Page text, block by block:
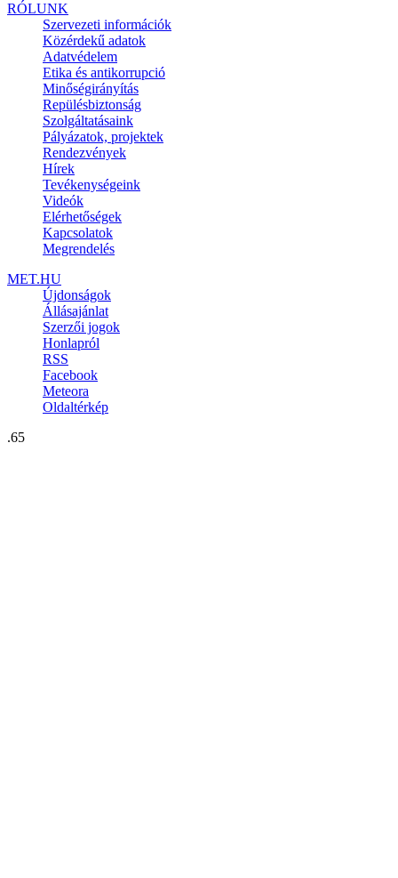
RÓLUNK
Szervezeti információk
Közérdekű adatok
Adatvédelem
Etika és antikorrupció
Minőségirányítás
Repülésbiztonság
Szolgáltatásaink
Pályázatok, projektek
Rendezvények
Hírek
Tevékenységeink
Videók
Elérhetőségek
Kapcsolatok
Megrendelés
MET.HU
Újdonságok
Állásajánlat
Szerzői jogok
Honlapról
RSS
Facebook
Meteora
Oldaltérkép
.65